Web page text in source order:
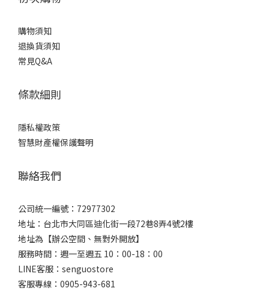
購物須知
退換貨須知
常見Q&A
條款細則
隱私權政策
智慧財產權保護聲明
聯絡我們
公司統一編號：72977302
地址：台北市大同區迪化街一段72巷8弄4號2樓
地址為【辦公空間、無對外開放】
服務時間：週一至週五 10：00-18：00
LINE客服：senguostore
客服專線：0905-943-681